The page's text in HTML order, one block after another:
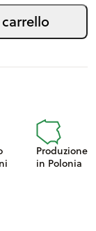
Produzione
in Polonia